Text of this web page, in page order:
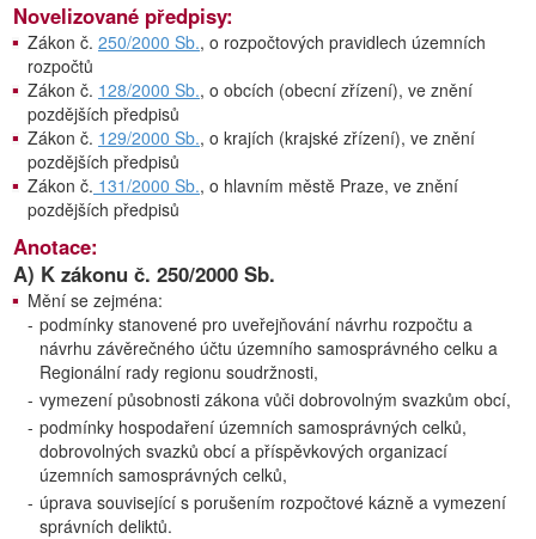
Novelizované předpisy:
Zákon č. 250/2000 Sb., o rozpočtových pravidlech územních
rozpočtů
Zákon č. 128/2000 Sb., o obcích (obecní zřízení), ve znění
pozdějších předpisů
Zákon č. 129/2000 Sb., o krajích (krajské zřízení), ve znění
pozdějších předpisů
Zákon č. 131/2000 Sb., o hlavním městě Praze, ve znění
pozdějších předpisů
Anotace:
A) K zákonu č. 250/2000 Sb.
Mění se zejména:
- podmínky stanovené pro uveřejňování návrhu rozpočtu a
návrhu závěrečného účtu územního samosprávného celku a
Regionální rady regionu soudržnosti,
- vymezení působnosti zákona vůči dobrovolným svazkům obcí,
- podmínky hospodaření územních samosprávných celků,
dobrovolných svazků obcí a příspěvkových organizací
územních samosprávných celků,
- úprava související s porušením rozpočtové kázně a vymezení
správních deliktů.